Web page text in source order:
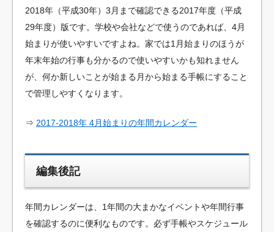
2018年（平成30年）3月まで確認できる2017年度（平成
29年度）版です。学校や会社などで使うのであれば、4月
始まりが使いやすいですよね。家では1月始まりのほうが
年末年始の行事も分かるので使いやすいかも知れません
が、何か新しいことが始まる月から始まる手帳にすること
で管理しやすくなります。
⇒ 2017-2018年 4月始まりの年間カレンダー
編集後記
年間カレンダーは、1年間の大まかなイベントや年間行事
を確認するのに便利なものです。必ず手帳やスケジュール